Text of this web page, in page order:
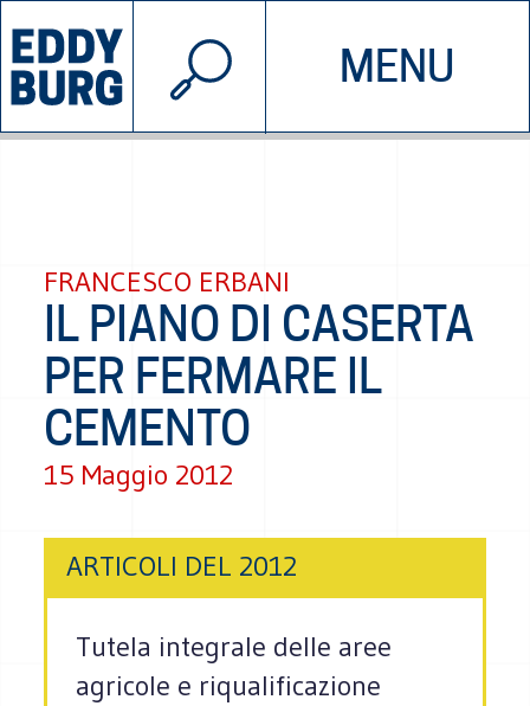
MENU
INIZIATIVE CHI SIAMO
© 2026 EDDYBURG
FRANCESCO ERBANI
IL PIANO DI CASERTA
PER FERMARE IL
CEMENTO
15 Maggio 2012
ARTICOLI DEL 2012
Tutela integrale delle aree
agricole e riqualificazione